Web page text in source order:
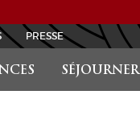
SÉJOURNER
PRESSE